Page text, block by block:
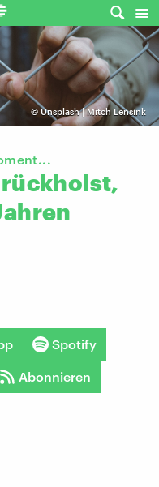
© Unsplash | Mitch Lensink
Spotify
Abonnieren